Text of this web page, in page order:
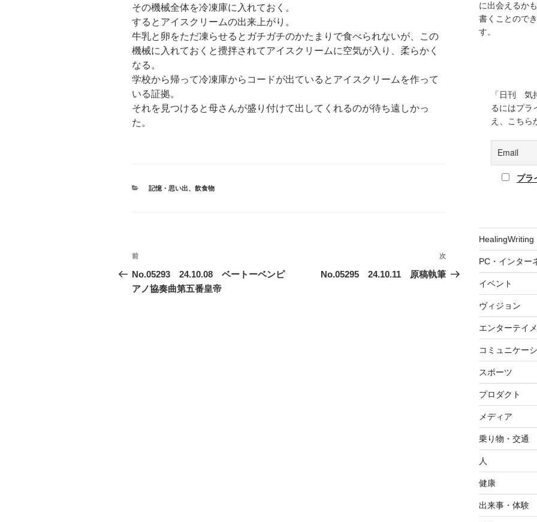
その機械全体を冷凍庫に入れておく。
するとアイスクリームの出来上がり。
牛乳と卵をただ凍らせるとガチガチのかたまりで食べられないが、この
機械に入れておくと攪拌されてアイスクリームに空気が入り、柔らかく
なる。
学校から帰って冷凍庫からコードが出ているとアイスクリームを作って
いる証拠。
それを見つけると母さんが盛り付けて出してくれるのが待ち遠しかっ
た。
カ
記憶・思い出、 飲食物
投
稿
ナ
前
の
投
前
No.05293 24.10.08 ベートーベンピ
アノ協奏曲第五番皇帝
次
の
次
No.05295 24.10.11 原稿執筆
に出会えるか
書くことので
す。
「日刊 気
るにはプラ
え、こちら
プラ
HealingWriting
PC・インター
イベント
ヴィジョン
エンターテイ
コミュニケー
スポーツ
プロダクト
メディア
乗り物・交通
人
健康
出来事・体験